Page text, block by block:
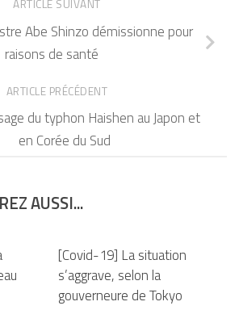
ARTICLE SUIVANT
Abe Shinzo démissionne pour
raisons de santé
ARTICLE PRÉCÉDENT
du typhon Haishen au Japon et
en Corée du Sud
AUSSI...
[Covid-19] La situation
s’aggrave, selon la
gouverneure de Tokyo